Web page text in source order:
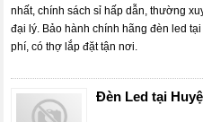
nhất, chính sách sỉ hấp dẫn, thường
đại lý. Bảo hành chính hãng đèn led
phí, có thợ lắp đặt tận nơi.
Đèn Led tại